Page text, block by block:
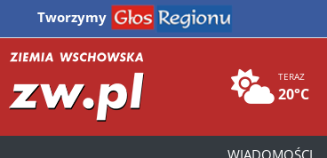
Tworzymy
TERAZ
20°C
WIADOMOŚCI